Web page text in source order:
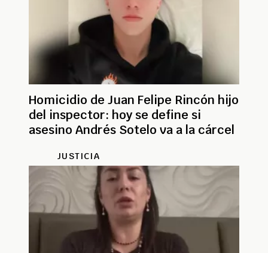
Homicidio de Juan Felipe Rincón hijo
del inspector: hoy se define si
asesino Andrés Sotelo va a la cárcel
JUSTICIA